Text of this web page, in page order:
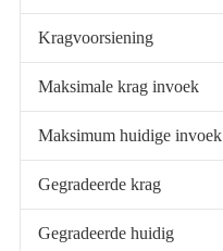
Kragvoorsiening
Maksimale krag invoek
Maksimum huidige invoek
Gegradeerde krag
Gegradeerde huidig